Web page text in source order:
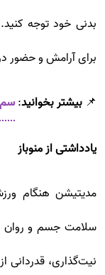
بدنی خود توجه
برای آرامش و حضور
📌 بیشتر بخوانید:
یادداشتی از منوباز
مدیتیشن هنگام
سلامت جسم و روان
نیت‌گذاری، قدردانی